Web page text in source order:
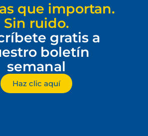
que importan.
Sin ruido.
gratis a
boletín
semanal
Haz clic aquí